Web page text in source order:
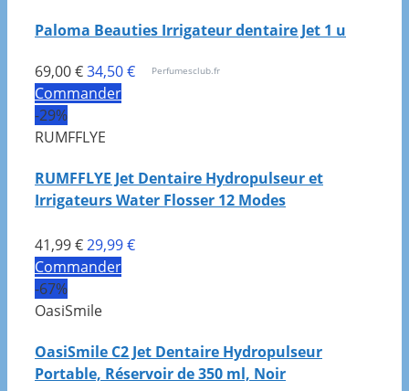
Paloma Beauties Irrigateur dentaire Jet 1 u
69,00 €34,50 € Perfumesclub.fr
Commander
-29%
RUMFFLYE
RUMFFLYE Jet Dentaire Hydropulseur et
Irrigateurs Water Flosser 12 Modes
41,99 €29,99 €
Commander
-67%
OasiSmile
OasiSmile C2 Jet Dentaire Hydropulseur
Portable, Réservoir de 350 ml, Noir